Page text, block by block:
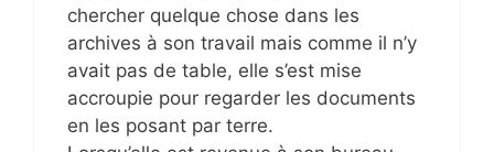
chercher quelque chose dans les
archives à son travail mais comme il n’y
avait pas de table, elle s’est mise
accroupie pour regarder les documents
en les posant par terre.